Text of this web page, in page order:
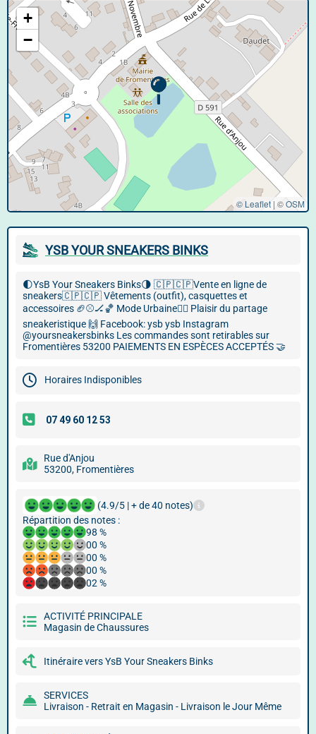
+
−
© Leaflet | ©OSM
YSB YOUR SNEAKERS BINKS
🌓YsB Your Sneakers Binks🌗 🇨🇵🇨🇵Vente en ligne de
sneakers🇨🇵🇨🇵 Vêtements (outfit), casquettes et
accessoires 🏈⚾️🏒🏀 Mode Urbaine🏴‍☠️ Plaisir du partage
sneakeristique 🙌 Facebook: ysb ysb Instagram
@yoursneakersbinks Les commandes sont retirables sur
Fromentières 53200 PAIEMENTS EN ESPÈCES ACCEPTÉS 🤝
Horaires Indisponibles
Rue d'Anjou
53200, Fromentières
(4.9/5 | + de 40 notes)
Répartition des notes :
98 %
00 %
00 %
00 %
02 %
ACTIVITÉ PRINCIPALE
Magasin de Chaussures
Itinéraire vers YsB Your Sneakers Binks
SERVICES
Livraison - Retrait en Magasin - Livraison le Jour Même